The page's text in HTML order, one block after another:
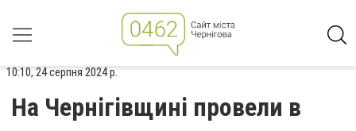
10:10, 24 серпня 2024 р.
На Чернігівщині провели в